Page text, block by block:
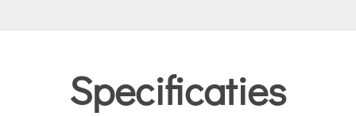
Specificaties